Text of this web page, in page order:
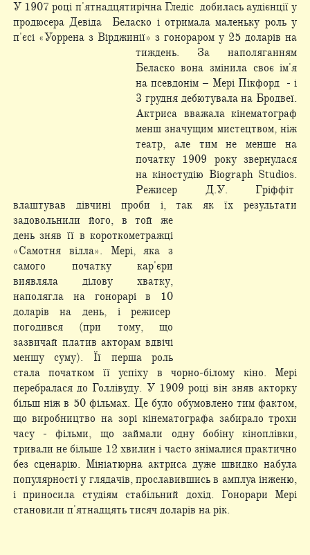
У 1907 році п'ятнадцятирічна Гледіс добилась аудієнції у
продюсера Девіда Беласко і отримала маленьку роль у
п'єсі «Уоррена з Вірджинії» з гонораром у 25 доларів на
тиждень. За наполяганням
Беласко вона змінила своє ім'я
на псевдонім – Мері Пікфорд - і
3 грудня дебютувала на Бродвеї.
Актриса вважала кінематограф
менш значущим мистецтвом, ніж
театр, але тим не менше на
початку 1909 року звернулася
на кіностудію Biograph Studios.
Режисер Д.У. Гріффіт
влаштував дівчині проби і, так як їх результати
задовольнили його, в той же
день зняв її в короткометражці
«Самотня вілла». Мері, яка з
самого початку кар'єри
виявляла ділову хватку,
наполягла на гонорарі в 10
доларів на день, і режисер
погодився (при тому, що
зазвичай платив акторам вдвічі
меншу суму). Її перша роль
стала початком її успіху в чорно-білому кіно. Мері
перебралася до Голлівуду. У 1909 році він зняв акторку
більш ніж в 50 фільмах. Це було обумовлено тим фактом,
що виробництво на зорі кінематографа забирало трохи
часу - фільми, що займали одну бобіну кіноплівки,
тривали не більше 12 хвилин і часто знімалися практично
без сценарію. Мініатюрна актриса дуже швидко набула
популярності у глядачів, прославившись в амплуа інженю,
і приносила студіям стабільний дохід. Гонорари Мері
становили п'ятнадцять тисяч доларів на рік.